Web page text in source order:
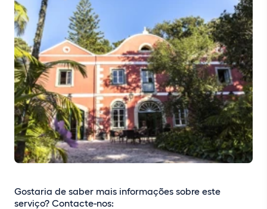
Gostaria de saber mais informações sobre este
serviço? Contacte-nos: